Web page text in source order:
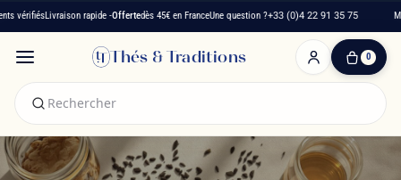
Livraison rapide -Offertedès 45€ en FranceUne question ? +33 (0)4 22 91 35 75 Maison
Thés & Traditions 0
0
0,00 €
Mon
panier